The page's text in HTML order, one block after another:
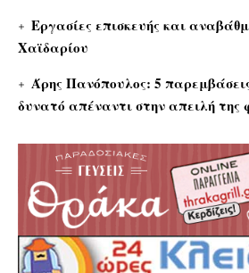
Εργασίες επισκευής και
Χαϊδαρίου
Άρης Πανόπουλος: 5
δυνατό απέναντι στην απειλή της